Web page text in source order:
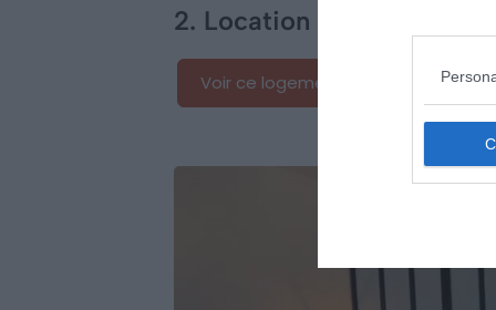
2. Location idéale pour
Voir ce logement